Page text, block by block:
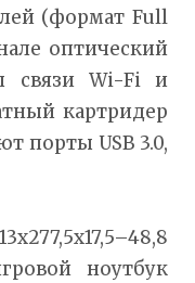
(формат Full
оптический
связи Wi-Fi и
картридер
порты USB 3.0,
ноутбук